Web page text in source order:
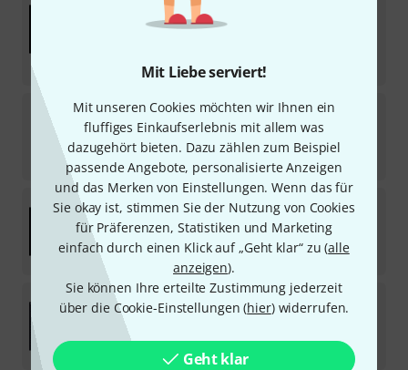
Mit Liebe serviert!
Mit unseren Cookies möchten wir Ihnen ein
fluffiges Einkaufserlebnis mit allem was
dazugehört bieten. Dazu zählen zum Beispiel
passende Angebote, personalisierte Anzeigen
und das Merken von Einstellungen. Wenn das für
Sie okay ist, stimmen Sie der Nutzung von Cookies
für Präferenzen, Statistiken und Marketing
einfach durch einen Klick auf „Geht klar“ zu (alle
anzeigen).
Sie können Ihre erteilte Zustimmung jederzeit
über die Cookie-Einstellungen (hier) widerrufen.
Geht klar
Download-Lizenz
UVP: 41,77
-21%
Synchro ArtsVocAlign Standard Crossgrade
Download-Lizenz
89 €
Synchro Arts RePitch 2 Standard Crossgrade
1
Download-Lizenz
89 €
Synchro ArtsRePitch 2 Standard EDU
Download-Lizenz